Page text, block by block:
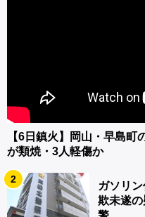
【6日鎮火】岡山・早島
が類焼・3人軽傷か
2
ガソリ
欺未遂